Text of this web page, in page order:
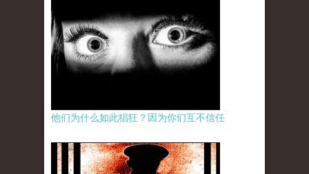
他们为什么如此猖狂？因为你们互不信任